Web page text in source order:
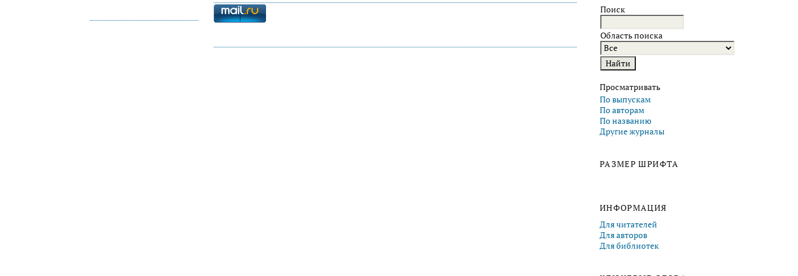
Поиск
Область поиска
Просматривать
По выпускам
По авторам
По названию
Другие журналы
РАЗМЕР ШРИФТА
ИНФОРМАЦИЯ
Для читателей
Для авторов
Для библиотек